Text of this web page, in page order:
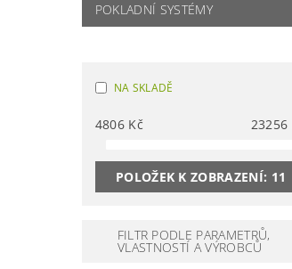
POKLADNÍ SYSTÉMY
NA SKLADĚ
4806 Kč 23256
POLOŽEK K ZOBRAZENÍ: 11
FILTR PODLE PARAMETRŮ,
VLASTNOSTÍ A VÝROBCŮ